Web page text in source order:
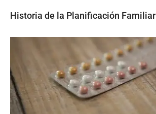
Historia de la Planificación Familiar